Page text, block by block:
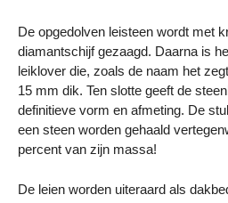
De opgedolven leisteen wordt met
diamantschijf gezaagd. Daarna is
leiklover die, zoals de naam het
15 mm dik. Ten slotte geeft de
definitieve vorm en afmeting. De
een steen worden gehaald
percent van zijn massa!
De leien worden uiteraard als